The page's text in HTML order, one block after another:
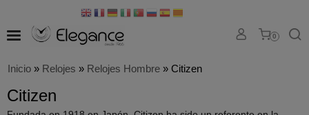
0
Inicio » Relojes » Relojes Hombre » Citizen
Citizen